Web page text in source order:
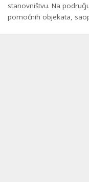
stanovništvu. Na
pomoćnih objekata,